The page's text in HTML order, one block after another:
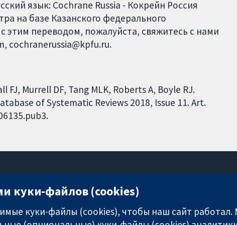
язык: Cochrane Russia - Кокрейн Россия
на базе Казанского федерального
этим переводом, пожалуйста, свяжитесь с нами
cochranerussia@kpfu.ru.
Murrell DF, Tang MLK, Roberts A, Boyle RJ.
of Systematic Reviews 2018, Issue 11. Art.
11-13 Cavendish Square
W1G 0AN
куки-файлов (cookies)
куки-файлы (cookies), чтобы наш сайт работал.